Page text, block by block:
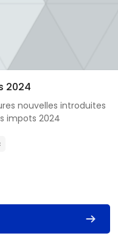
2024
nouvelles introduites
impots 2024